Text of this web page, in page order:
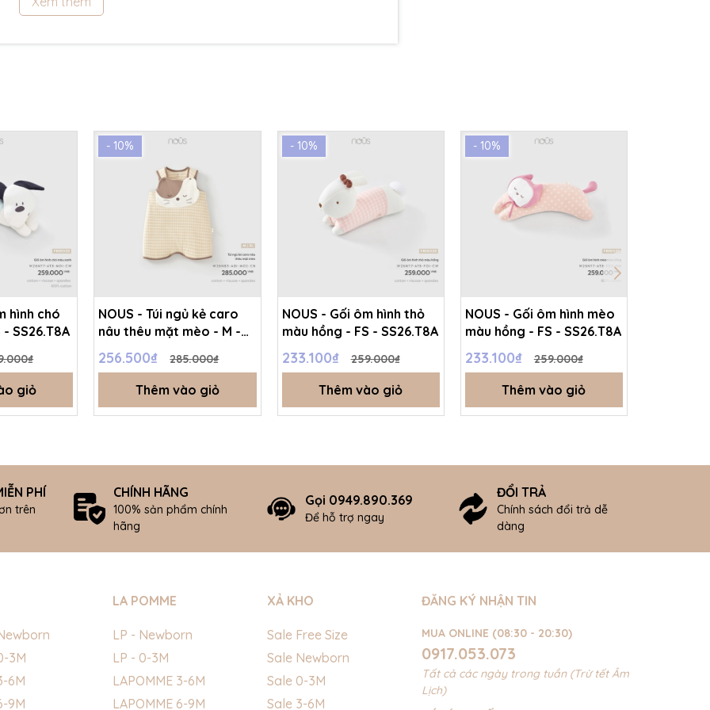
hình chó
SS26.T8A
giỏ
- 10%
NOUS - Túi ngủ kẻ caro
nâu thêu mặt mèo - M -
256.500₫ 285.000₫
Thêm vào giỏ
- 10%
NOUS - Gối ôm hình thỏ
màu hồng - FS - SS26.T8A
233.100₫ 259.000₫
Thêm vào giỏ
- 10%
NOUS - Gối ôm hình mèo
màu hồng - FS - SS26.T8A
233.100₫ 259.000₫
Thêm vào giỏ
PHÍ
trên
CHÍNH HÃNG
100% sản phẩm chính
hãng
Gọi 0949.890.369
Để hỗ trợ ngay
ĐỔI TRẢ
Chính sách đổi trả dễ
dàng
3M
6M
9M
LA POMME
LP - Newborn
LP - 0-3M
LAPOMME 3-6M
LAPOMME 6-9M
XẢ KHO
Sale Free Size
Sale Newborn
Sale 0-3M
Sale 3-6M
ĐĂNG KÝ NHẬN TIN
MUA ONLINE (08:30 - 20:30)
0917.053.073
Tất cả các ngày trong tuần (Trừ tết Âm
Lịch)